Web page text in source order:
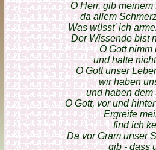
O Herr, gib
da allem
Was wüsst' ich
Der Wissende bist
O Gott
und halte
O Gott unser
wir haben
und haben dem
O Gott, vor und
Ergreife
find ich
Da vor Gram unser
gib - dass